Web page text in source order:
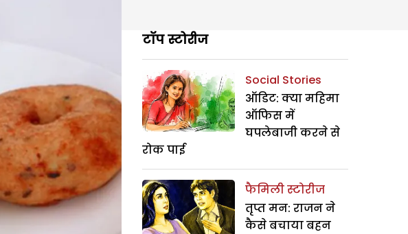
टॉप स्टोरीज
Social Stories
ऑडिट: क्या महिमा
ऑफिस में
घपलेबाजी करने से
रोक पाई
फैमिली स्टोरीज
तृप्त मन: राजन ने
कैसे बचाया बहन